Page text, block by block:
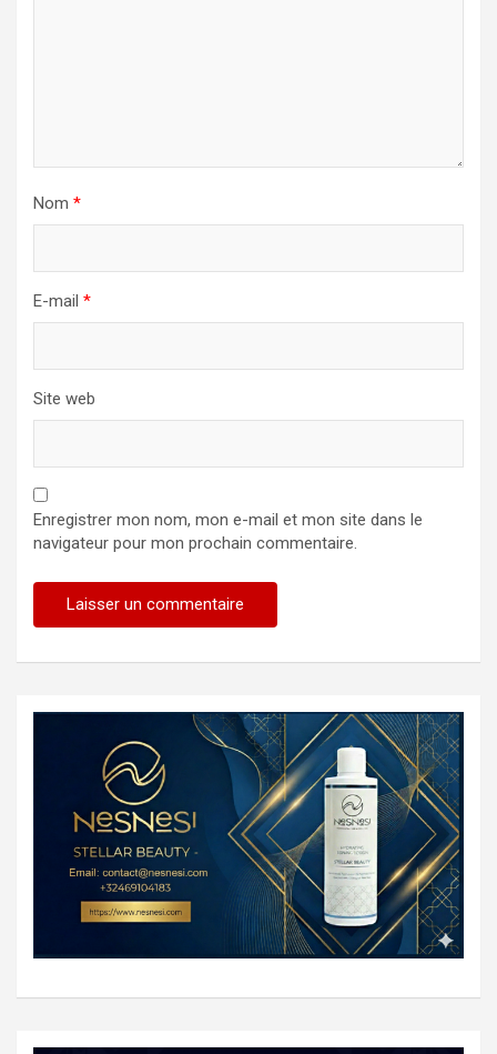
Nom *
E-mail *
Site web
Enregistrer mon nom, mon e-mail et mon site dans le
navigateur pour mon prochain commentaire.